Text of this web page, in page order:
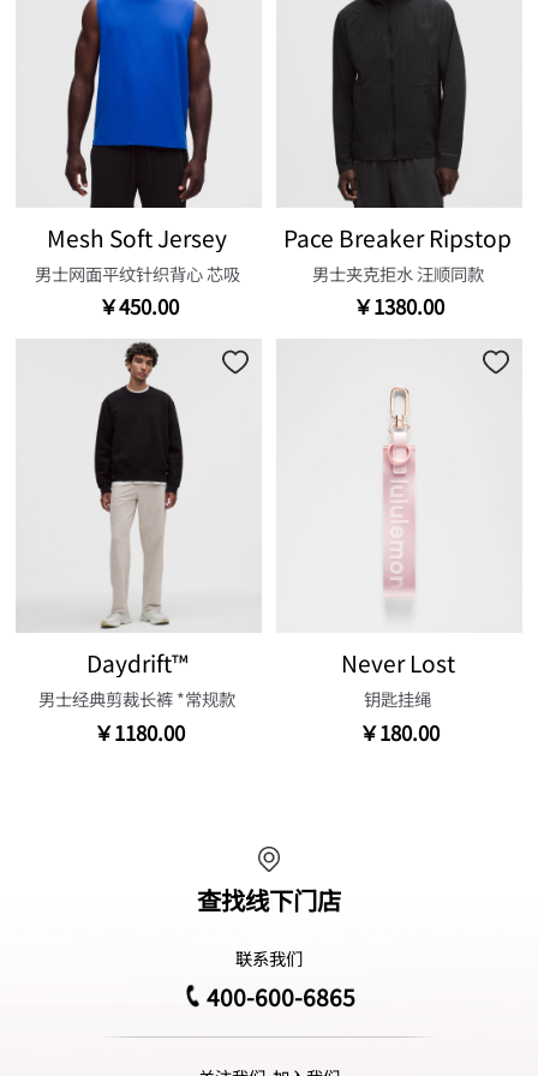
Mesh Soft Jersey
男士网面平纹针织背心 芯吸
￥450.00
Pace Breaker Ripstop
男士夹克拒水 汪顺同款
￥1380.00
Daydrift™
男士经典剪裁长裤 *常规款
￥1180.00
Never Lost
钥匙挂绳
￥180.00
查找线下门店
联系我们
400-600-6865